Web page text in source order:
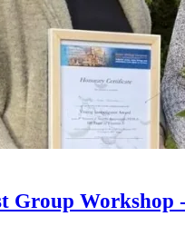
Group Workshop